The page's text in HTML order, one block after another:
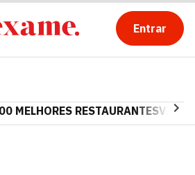
Entrar
MELHORES RESTAURANTES